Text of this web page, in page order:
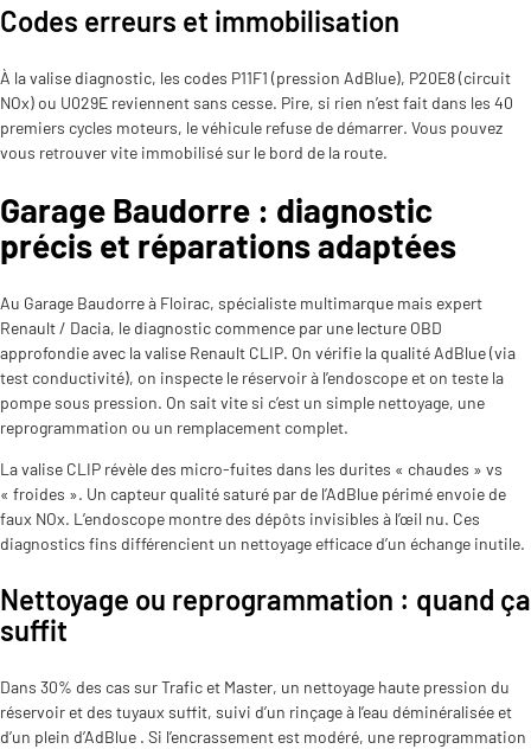
Codes erreurs et immobilisation
À la valise diagnostic, les codes P11F1 (pression AdBlue), P20E8 (circuit
NOx) ou U029E reviennent sans cesse. Pire, si rien n’est fait dans les 40
premiers cycles moteurs, le véhicule refuse de démarrer. Vous pouvez
vous retrouver vite immobilisé sur le bord de la route.
Garage Baudorre : diagnostic
précis et réparations adaptées
Au Garage Baudorre à Floirac, spécialiste multimarque mais expert
Renault / Dacia, le diagnostic commence par une lecture OBD
approfondie avec la valise Renault CLIP. On vérifie la qualité AdBlue (via
test conductivité), on inspecte le réservoir à l’endoscope et on teste la
pompe sous pression. On sait vite si c’est un simple nettoyage, une
reprogrammation ou un remplacement complet.
La valise CLIP révèle des micro-fuites dans les durites « chaudes » vs
« froides ». Un capteur qualité saturé par de l’AdBlue périmé envoie de
faux NOx. L’endoscope montre des dépôts invisibles à l’œil nu. Ces
diagnostics fins différencient un nettoyage efficace d’un échange inutile.
Nettoyage ou reprogrammation : quand ça
suffit
Dans 30% des cas sur Trafic et Master, un nettoyage haute pression du
réservoir et des tuyaux suffit, suivi d’un rinçage à l’eau déminéralisée et
d’un plein d’AdBlue . Si l’encrassement est modéré, une reprogrammation